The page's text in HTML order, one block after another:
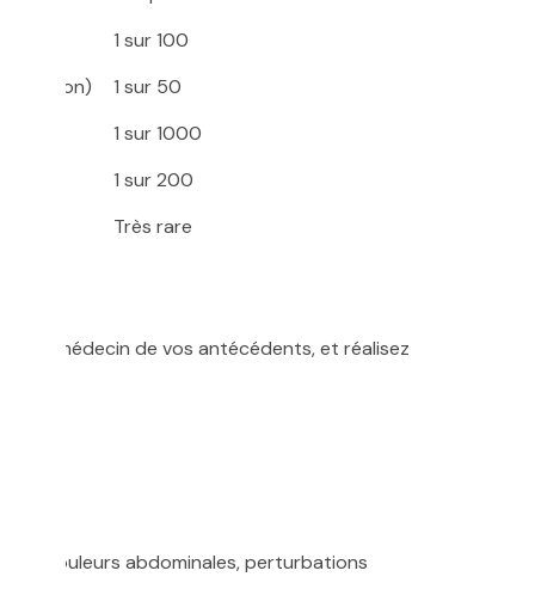
1 sur 100
1 sur 50
1 sur 1000
1 sur 200
Très rare
médecin de vos antécédents, et réalisez
douleurs abdominales, perturbations